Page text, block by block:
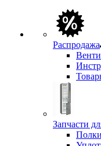
Распродажа
Запчасти